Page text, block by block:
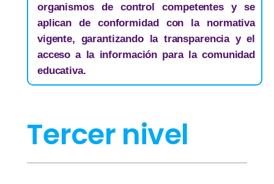
organismos de control competentes y se
aplican de conformidad con la normativa
vigente, garantizando la transparencia y el
acceso a la información para la comunidad
educativa.
Tercer nivel